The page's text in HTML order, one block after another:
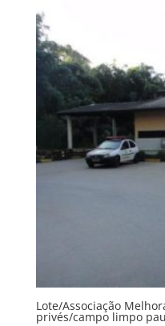
Lote/Associação
privés/campo limpo